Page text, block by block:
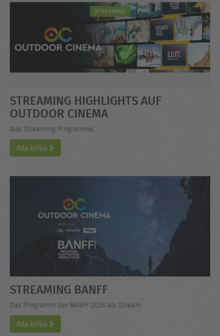
STREAMING HIGHLIGHTS AUF
OUTDOOR CINEMA
Alle Streaming Programme...
Alle Infos
STREAMING BANFF
Das Programm der BANFF 2026 als Stream.
Alle Infos